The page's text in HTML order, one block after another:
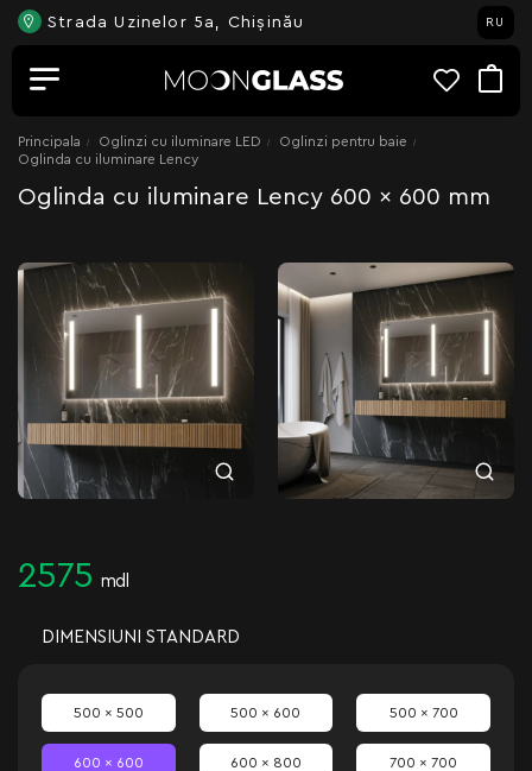
Strada Uzinelor 5a, Chișinău RU
Principala Oglinzi cu iluminare LED
Oglinzi pentru baie
Oglinda cu iluminare Lency
Oglinda cu iluminare Lency 600 x 600 mm
2575 mdl
DIMENSIUNI STANDARD
500 x 500 500 x 600 500 x 700
600 x 600 600 x 800 700 x 700